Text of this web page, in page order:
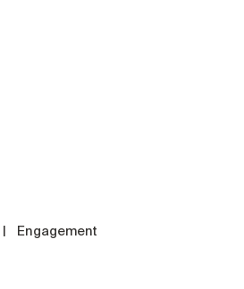
Engagement